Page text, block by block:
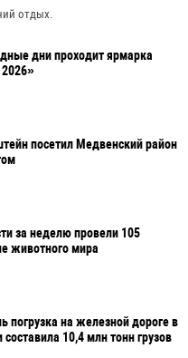
отдых.
дни проходит ярмарка
посетил Медвенский район
за неделю провели 105
животного мира
погрузка на железной дороге в
составила 10,4 млн тонн грузов